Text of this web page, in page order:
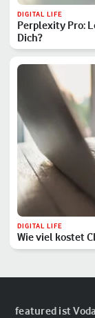
DIGITAL LIFE
Perplexity Pro:
Dich?
DIGITAL LIFE
Wie viel kostet
featured ist